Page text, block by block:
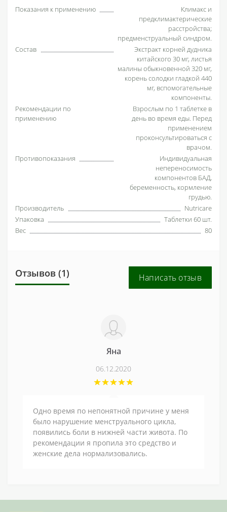
Показания к применению
Климакс и
предклимактерические
расстройства;
предменструальный синдром.
Состав
Экстракт корней дудника
китайского 30 мг, листья
малины обыкновенной 320 мг,
корень солодки гладкой 440
мг, вспомогательные
компоненты.
Рекомендации по
применению
Взрослым по 1 таблетке в
день во время еды. Перед
применением
проконсультироваться с
врачом.
Противопоказания
Индивидуальная
непереносимость
компонентов БАД,
беременность, кормление
грудью.
Производитель
Nutricare
Упаковка
Таблетки 60 шт.
Вес
80
Отзывов (1) Написать отзыв
Яна
06.12.2020
Одно время по непонятной причине у меня
было нарушение менструального цикла,
появились боли в нижней части живота. По
рекомендации я пропила это средство и
женские дела нормализовались.